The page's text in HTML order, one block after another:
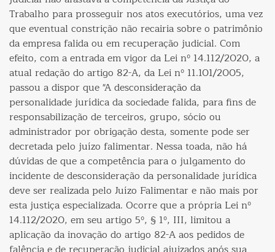
Trabalho para prosseguir nos atos executórios, uma vez
que eventual constrição não recairia sobre o patrimônio
da empresa falida ou em recuperação judicial. Com
efeito, com a entrada em vigor da Lei nº 14.112/2020, a
atual redação do artigo 82-A, da Lei nº 11.101/2005,
passou a dispor que "A desconsideração da
personalidade jurídica da sociedade falida, para fins de
responsabilização de terceiros, grupo, sócio ou
administrador por obrigação desta, somente pode ser
decretada pelo juízo falimentar. Nessa toada, não há
dúvidas de que a competência para o julgamento do
incidente de desconsideração da personalidade jurídica
deve ser realizada pelo Juízo Falimentar e não mais por
esta justiça especializada. Ocorre que a própria Lei nº
14.112/2020, em seu artigo 5º, § 1º, III, limitou a
aplicação da inovação do artigo 82-A aos pedidos de